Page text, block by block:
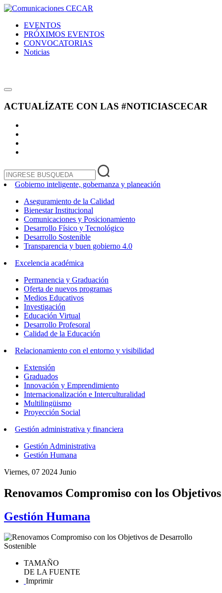
EVENTOS
PRÓXIMOS EVENTOS
CONVOCATORIAS
Noticias
ACTUALÍZATE CON LAS #NOTICIASCECAR
Gobierno inteligente, gobernanza y planeación
Aseguramiento de la Calidad
Bienestar Institucional
Comunicaciones y Posicionamiento
Desarrollo Físico y Tecnológico
Desarrollo Sostenible
Transparencia y buen gobierno 4.0
Excelencia académica
Permanencia y Graduación
Oferta de nuevos programas
Medios Educativos
Investigación
Educación Virtual
Desarrollo Profesoral
Calidad de la Educación
Relacionamiento con el entorno y visibilidad
Extensión
Graduados
Innovación y Emprendimiento
Internacionalización e Interculturalidad
Multilingüismo
Proyección Social
Gestión administrativa y financiera
Gestión Administrativa
Gestión Humana
Viernes, 07 2024 Junio
Renovamos Compromiso con los
Gestión Humana
TAMAÑO
DE LA FUENTE
Imprimir